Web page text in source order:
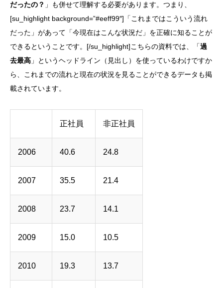
だったの？ 」も併せて理解する必要があります。つまり、
[su_highlight background=”#eeff99″]「これまではこういう流れ
だった」があって「今現在はこんな状況だ」を正確に知ることが
できるということです。[/su_highlight]こちらの資料では、「過
去最高 」というヘッドライン（見出し）を使っているわけですか
ら、これまでの流れと現在の状況を見ることができるデータも掲
載されています。
正社員 非正社員
2006 40.6 24.8
2007 35.5 21.4
2008 23.7 14.1
2009 15.0 10.5
2010 19.3 13.7